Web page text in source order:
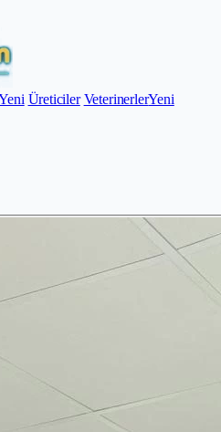
Üreticiler VeterinerlerYeni